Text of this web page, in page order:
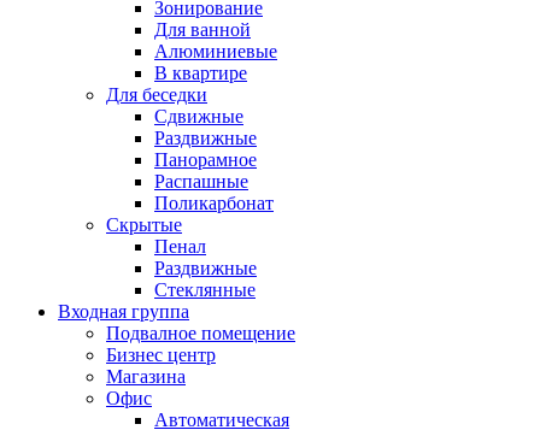
Зонирование
Для ванной
Алюминиевые
В квартире
Для беседки
Сдвижные
Раздвижные
Панорамное
Распашные
Поликарбонат
Скрытые
Пенал
Раздвижные
Стеклянные
Входная группа
Подвалное помещение
Бизнес центр
Магазина
Офис
Автоматическая